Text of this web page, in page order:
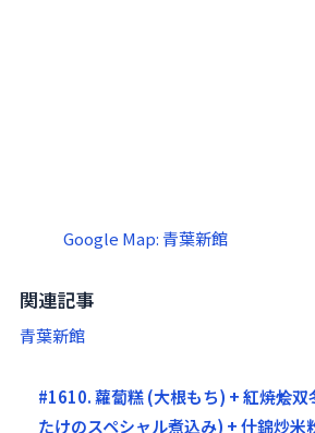
Google Map: 青葉新館
関連記事
青葉新館
#1610. 蘿蔔糕 (大根もち) + 紅焼烩
たけのスペシャル煮込み) + 什錦炒米